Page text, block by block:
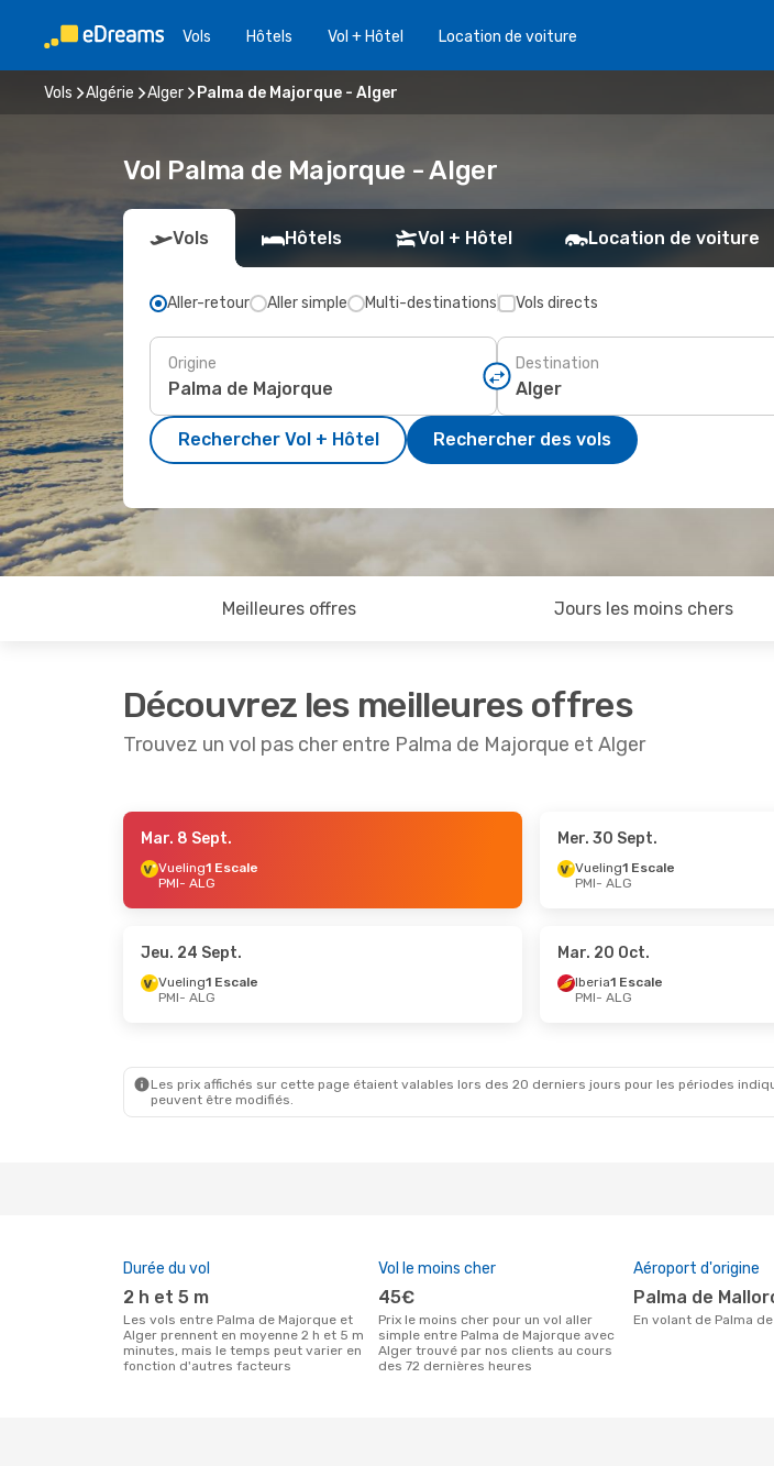
Vols Hôtels Vol + Hôtel Location de voiture
Vols Algérie Alger Palma de Majorque - Alger
Vol Palma de Majorque - Alger
Vols Hôtels Vol + Hôtel Location de voiture
Aller-retour Aller simple Multi-destinations Vols directs
Origine Destination
Rechercher Vol + Hôtel Rechercher des vols
Meilleures offres Jours les moins chers
Découvrez les meilleures offres
Trouvez un vol pas cher entre Palma de Majorque et Alger
- Sam. 26 Sept. - Dim. 1 Nov.
- Dim. 13 Sept. - Lun. 28 Sept.
ALG
- PMI
Mar. 8 Sept.
Vueling1 Escale
PMI- ALG
Mer. 30 Sept.
Vueling1 Escale
PMI- ALG
Jeu. 24 Sept.
Vueling1 Escale
PMI- ALG
Mar. 20 Oct.
Iberia1 Escale
PMI- ALG
Les prix affichés sur cette page étaient valables lors des 20 derniers jours pour les périodes
peuvent être modifiés.
Durée du vol
2 h et 5 m
Les vols entre Palma de Majorque et
Alger prennent en moyenne 2 h et 5 m
minutes, mais le temps peut varier en
fonction d'autres facteurs
Vol le moins cher
45€
Prix le moins cher pour un vol aller
simple entre Palma de Majorque avec
Alger trouvé par nos clients au cours
des 72 dernières heures
Aéroport d'origine
Palma de
En volant de Palma